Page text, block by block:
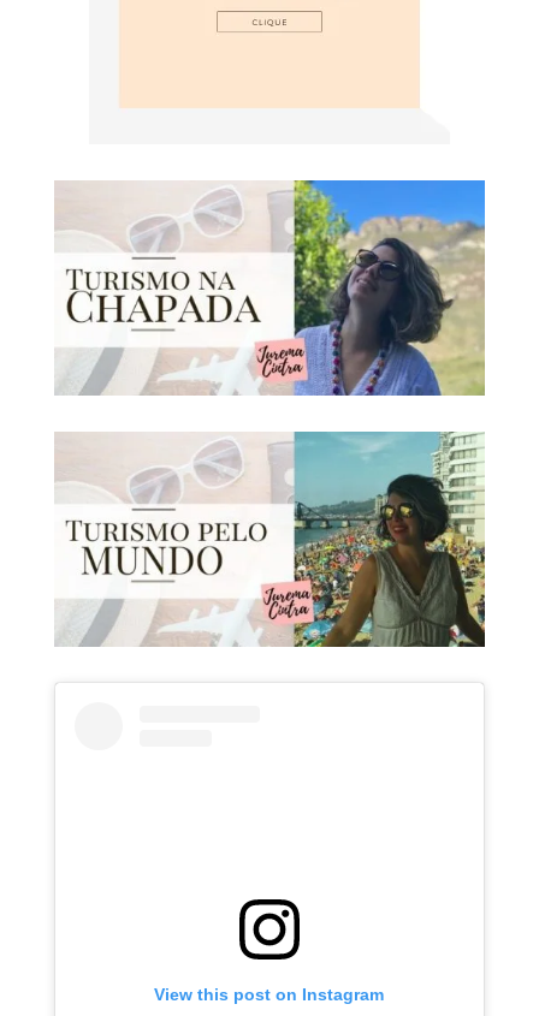
View this post on Instagram